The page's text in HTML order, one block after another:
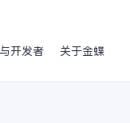
开发者 关于金蝶